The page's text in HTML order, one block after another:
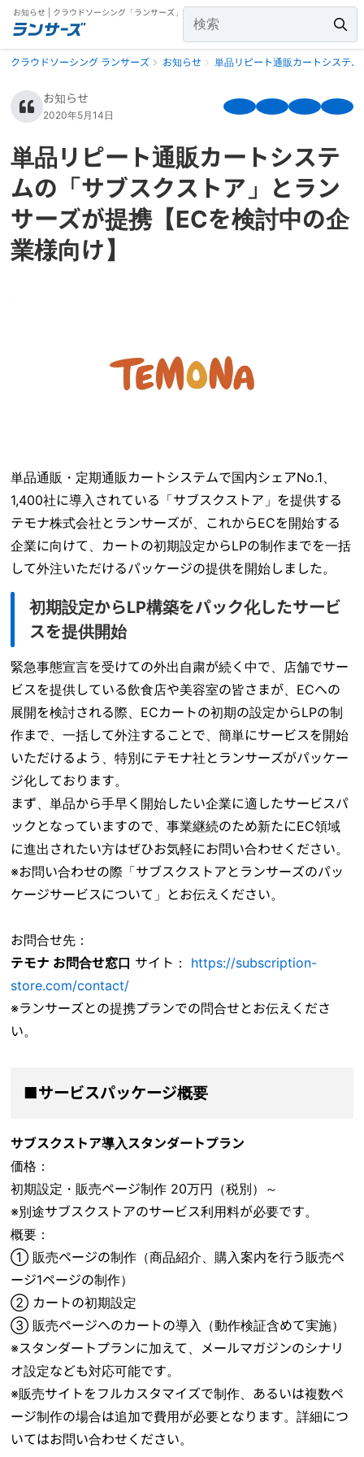
お知らせ | クラウドソーシング「ランサーズ」
クラウドソーシング ランサーズ お知らせ 単品リピート通販カートシステ
お知らせ
2020年5月14日
単品リピート通販カートシステ
ムの「サブスクストア」とラン
サーズが提携【ECを検討中の企
業様向け】
単品通販・定期通販カートシステムで国内シェアNo.1、
1,400社に導入されている「サブスクストア」を提供する
テモナ株式会社とランサーズが、これからECを開始する
企業に向けて、カートの初期設定からLPの制作までを一括
して外注いただけるパッケージの提供を開始しました。
初期設定からLP構築をパック化したサービ
スを提供開始
緊急事態宣言を受けての外出自粛が続く中で、店舗でサー
ビスを提供している飲食店や美容室の皆さまが、ECへの
展開を検討される際、ECカートの初期の設定からLPの制
作まで、一括して外注することで、簡単にサービスを開始
いただけるよう、特別にテモナ社とランサーズがパッケー
ジ化しております。
まず、単品から手早く開始したい企業に適したサービスパ
ックとなっていますので、事業継続のため新たにEC領域
に進出されたい方はぜひお気軽にお問い合わせください。
※お問い合わせの際「サブスクストアとランサーズのパッ
ケージサービスについて」とお伝えください。
お問合せ先：
テモナ お問合せ窓口 サイト： https://subscription-
store.com/contact/
※ランサーズとの提携プランでの問合せとお伝えくださ
い。
■サービスパッケージ概要
サブスクストア導入スタンダートプラン
価格：
初期設定・販売ページ制作 20万円（税別）～
※別途サブスクストアのサービス利用料が必要です。
概要：
① 販売ページの制作（商品紹介、購入案内を行う販売ペ
ージ1ページの制作）
② カートの初期設定
③ 販売ページへのカートの導入（動作検証含めて実施）
※スタンダートプランに加えて、メールマガジンのシナリ
オ設定なども対応可能です。
※販売サイトをフルカスタマイズで制作、あるいは複数ペ
ージ制作の場合は追加で費用が必要となります。詳細につ
いてはお問い合わせください。